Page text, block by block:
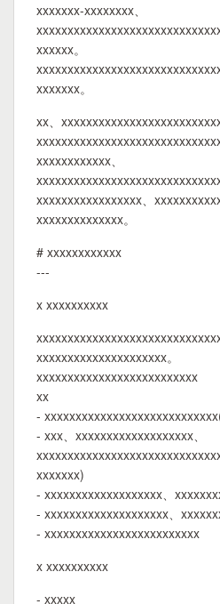
xxxxxxx-xxxxxxxx、
xxxxxx。
xxxxxxx。
xx、xxxxxxxxxxxxxxxxxxxxxxxxxx
xxxxxxxxxxxx、
xxxxxxxxxxxxxxxxx、
xxxxxxxxxxxxxx。
# xxxxxxxxxxxx
---
x xxxxxxxxxx
xxxxxxxxxxxxxxxxxxxxx。
xxxxxxxxxxxxxxxxxxxxxxxxxx
xx
-
- xxx、xxxxxxxxxxxxxxxxxxx、
xxxxxxx)
- xxxxxxxxxxxxxxxxxxx、
- xxxxxxxxxxxxxxxxxxxx、
- xxxxxxxxxxxxxxxxxxxxxxxxx
x xxxxxxxxxx
- xxxxx